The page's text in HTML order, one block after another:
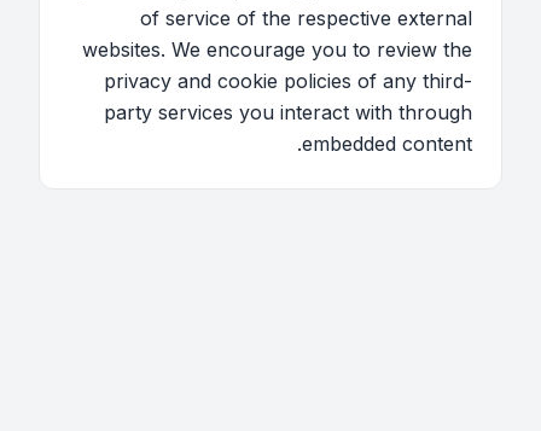
of service of the respective external
websites. We encourage you to review the
privacy and cookie policies of any third-
party services you interact with through
embedded content.